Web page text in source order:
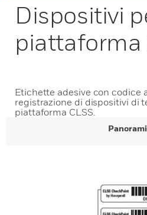
Dispositivi
piattaforma
Etichette adesive con codice
registrazione di dispositivi di
piattaforma CLSS.